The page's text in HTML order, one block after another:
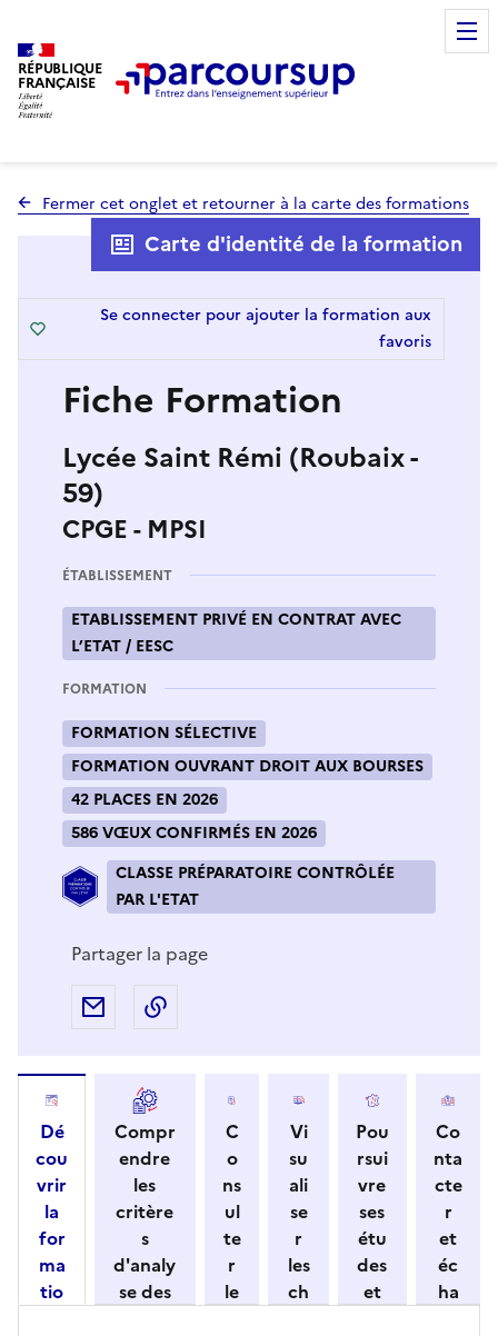
RÉPUBLIQUE
FRANÇAISE
Fermer cet onglet et retourner à la carte des formations
Fiche Formation
Lycée Saint Rémi (Roubaix -
59)
CPGE - MPSI
Carte d'identité de la formation
Se connecter pour ajouter la formation aux
favoris
ÉTABLISSEMENT
ETABLISSEMENT PRIVÉ EN CONTRAT AVEC
L’ETAT / EESC
FORMATION
FORMATION SÉLECTIVE
FORMATION OUVRANT DROIT AUX BOURSES
42 PLACES EN 2026
586 VŒUX CONFIRMÉS EN 2026
CLASSE PRÉPARATOIRE CONTRÔLÉE
PAR L'ETAT
Partager la page
Partager par e-mail
Dé
cou
vrir
la
for
ma
tio
Compr
endre
les
critère
s
d'analy
se des
C
o
ns
ul
te
r
le
Vi
su
ali
se
r
les
ch
Pou
rsui
vre
ses
étu
des
et
Co
nta
cte
r
et
éc
ha